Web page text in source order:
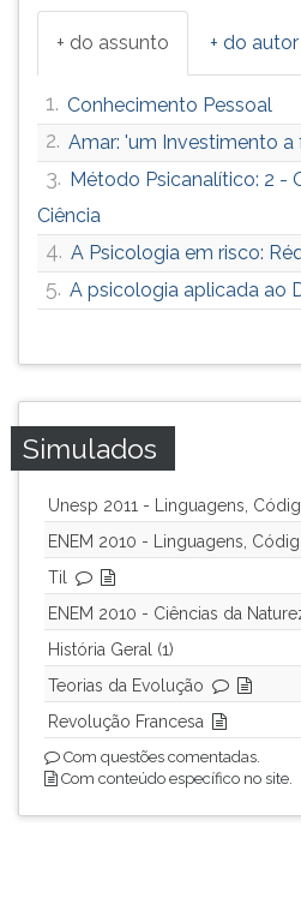
+ do assunto + do autor
1. Conhecimento Pessoal
2. Amar: 'um Investimento
3. Método Psicanalítico: 2 -
Ciência
4. A Psicologia em risco:
5. A psicologia aplicada ao
Simulados
Unesp 2011 - Linguagens,
ENEM 2010 - Linguagens,
Til
ENEM 2010 - Ciências da
História Geral (1)
Teorias da Evolução
Revolução Francesa
Com questões comentadas.
Com conteúdo específico no site.